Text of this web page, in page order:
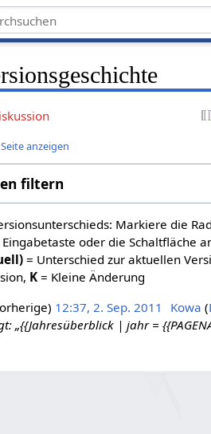
anzeigen
filtern
Markiere die
oder die Schaltfläche
= Unterschied zur aktuellen
K = Kleine Änderung
12:37, 2. Sep. 2011 Kowa
„{{Jahresüberblick | jahr =